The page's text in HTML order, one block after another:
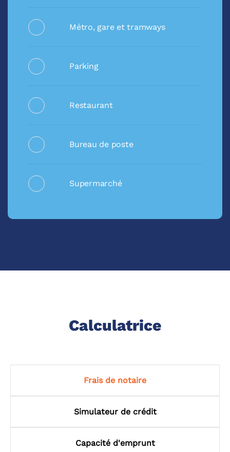
Métro, gare et tramways
Parking
Restaurant
Bureau de poste
Supermarché
Calculatrice
Frais de notaire
Simulateur de crédit
Capacité d'emprunt